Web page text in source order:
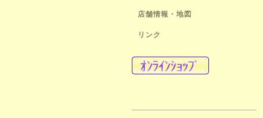
店舗情報・地図
リンク